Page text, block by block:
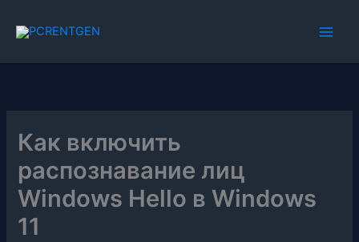
Как включить
распознавание лиц
Windows Hello в Windows
11